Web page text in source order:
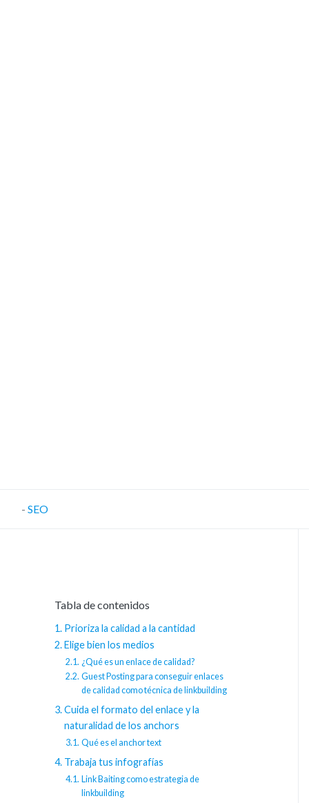
- SEO
Tabla de contenidos
Prioriza la calidad a la cantidad
Elige bien los medios
¿Qué es un enlace de calidad?
Guest Posting para conseguir enlaces
de calidad como técnica de linkbuilding
Cuida el formato del enlace y la
naturalidad de los anchors
Qué es el anchor text
Trabaja tus infografías
Link Baiting como estrategia de
linkbuilding